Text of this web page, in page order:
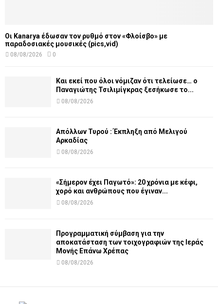
Οι Kanarya έδωσαν τον ρυθμό στον «Φλοίσβο» με
παραδοσιακές μουσικές (pics,vid)
08/08/2026 0
Και εκεί που όλοι νόμιζαν ότι τελείωσε… ο
Παναγιώτης Τσιλιμίγκρας ξεσήκωσε το...
08/08/2026
Απόλλων Τυρού : Έκπληξη από Μελιγού
Αρκαδίας
08/08/2026
«Σήμερον έχει Παγωτό»: 20 χρόνια με κέφι,
χορό και ανθρώπους που έγιναν...
08/08/2026
Προγραμματική σύμβαση για την
αποκατάσταση των τοιχογραφιών της Ιεράς
Μονής Επάνω Χρέπας
08/08/2026